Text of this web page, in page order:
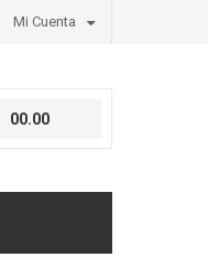
Mi Cuenta
00.00